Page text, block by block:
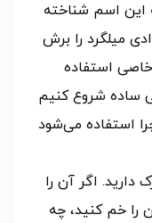
این اسم شناخته
میلگرد را برش
استفاده
ساده شروع کنیم
استفاده می‌شود
اگر آن را
را خم کنید، چه